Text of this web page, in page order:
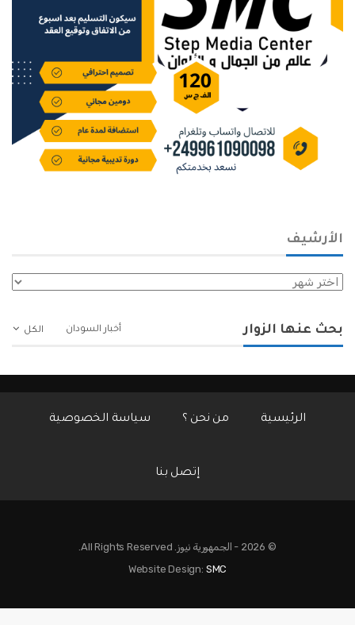
الأرشيف
الأرشيف
الكل بحث عنها الزوار أخبار السودان
الرئيسية من نحن ؟ سياسة الخصوصية
إتصل بنا
© 2026 - الجمهورية نيوز. All Rights Reserved.
Website Design: SMC